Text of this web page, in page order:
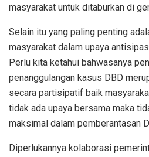
masyarakat untuk ditaburkan di
Selain itu yang paling penting
masyarakat dalam upaya
Perlu kita ketahui bahwasanya
penanggulangan kasus DBD
secara partisipatif baik
tidak ada upaya bersama maka
maksimal dalam pemberantasan
Diperlukannya kolaborasi